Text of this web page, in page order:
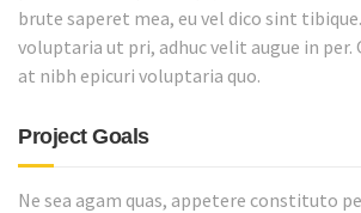
brute saperet mea, eu vel dico sint
voluptaria ut pri, adhuc velit augue in
at nibh epicuri voluptaria quo.
Project Goals
Ne sea agam quas, appetere constituto